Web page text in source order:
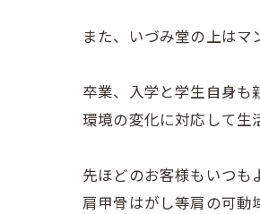
また、いづみ堂の上はマ
卒業、入学と学生自身
環境の変化に対応して生
先ほどのお客様もいつ
肩甲骨はがし等肩の可動